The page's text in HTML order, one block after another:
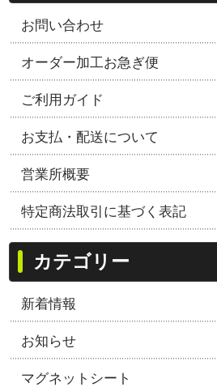
お問い合わせ
オーダー加工お急ぎ便
ご利用ガイド
お支払・配送について
営業所概要
特定商法取引に基づく表記
カテゴリー
新着情報
お知らせ
マグネットシート